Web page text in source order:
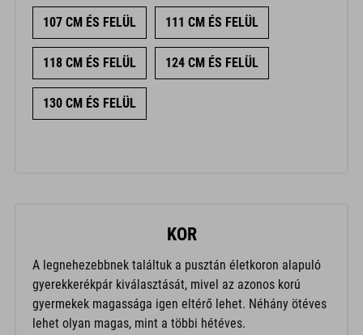
107 CM ÉS FELÜL 111 CM ÉS FELÜL
118 CM ÉS FELÜL 124 CM ÉS FELÜL
130 CM ÉS FELÜL
KOR
A legnehezebbnek találtuk a pusztán életkoron alapuló
gyerekkerékpár kiválasztását, mivel az azonos korú
gyermekek magassága igen eltérő lehet. Néhány ötéves
lehet olyan magas, mint a többi hétéves.